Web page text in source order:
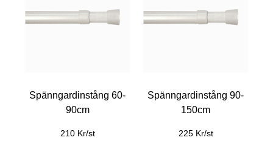
Spänngardinstång 60-
90cm
210 Kr/st
Spänngardinstång 90-
150cm
225 Kr/st